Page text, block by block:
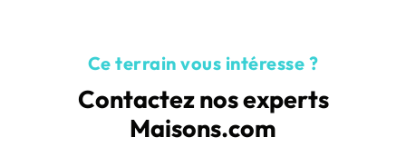
Ce terrain vous intéresse ?
Contactez nos experts
Maisons.com